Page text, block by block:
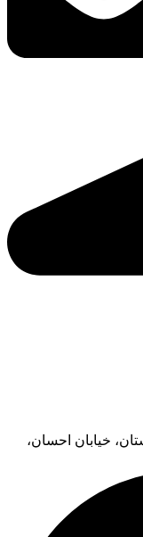
خیابان احسان،